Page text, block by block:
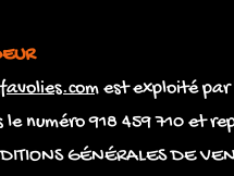
est exploité par
numéro 918 459 710 et
GÉNÉRALES DE